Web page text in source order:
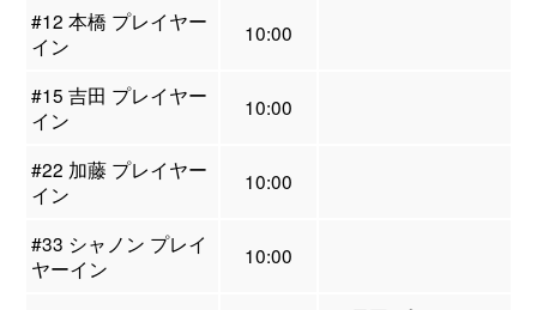
#12 本橋 プレイヤー
イン
10:00
#15 吉田 プレイヤー
イン
10:00
#22 加藤 プレイヤー
イン
10:00
#33 シャノン プレイ
ヤーイン
10:00